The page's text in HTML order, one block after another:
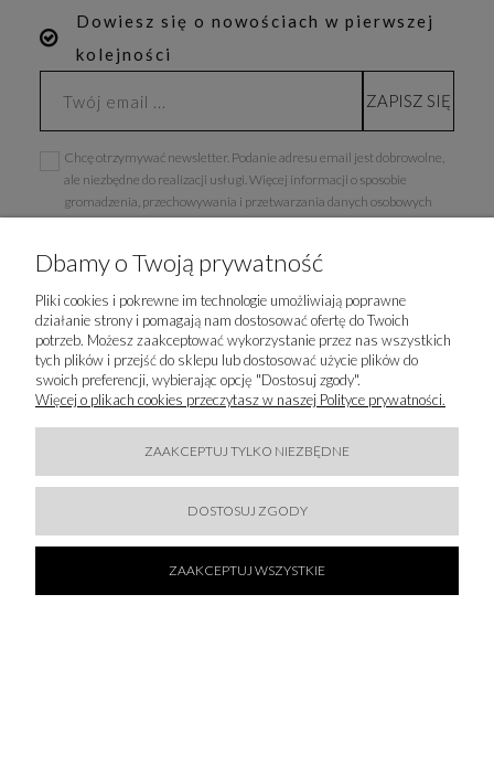
Dowiesz się o nowościach w pierwszej
kolejności
ZAPISZ SIĘ
Chcę otrzymywać newsletter. Podanie adresu email jest dobrowolne,
ale niezbędne do realizacji usługi. Więcej informacji o sposobie
gromadzenia, przechowywania i przetwarzania danych osobowych
INFORMACJE
POPULARNE KATEGORIE
LUXURY-FASHION.PL
Dbamy o Twoją prywatność
Pliki cookies i pokrewne im technologie umożliwiają poprawne
działanie strony i pomagają nam dostosować ofertę do Twoich
potrzeb. Możesz zaakceptować wykorzystanie przez nas wszystkich
tych plików i przejść do sklepu lub dostosować użycie plików do
swoich preferencji, wybierając opcję "Dostosuj zgody".
Więcej o plikach cookies przeczytasz w naszej Polityce prywatności.
ZAAKCEPTUJ TYLKO NIEZBĘDNE
DOSTOSUJ ZGODY
ZAAKCEPTUJ WSZYSTKIE